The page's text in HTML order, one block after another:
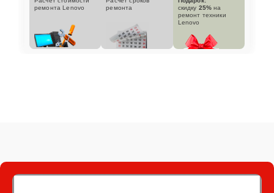
ремонта Lenovo
ремонта
скидку 25% на
ремонт техники
Lenovo